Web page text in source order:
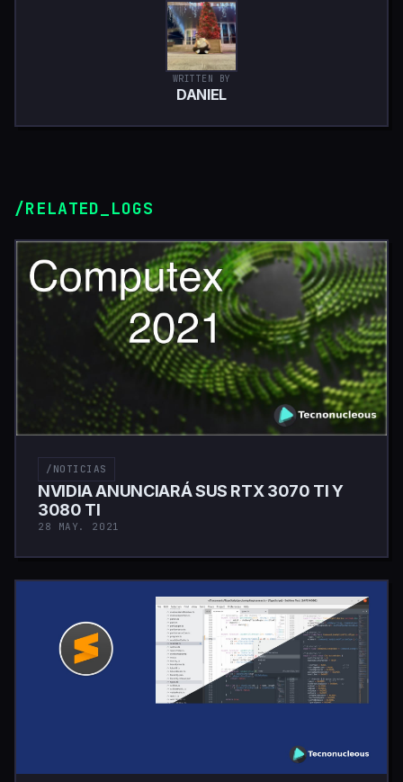
WRITTEN BY
DANIEL
/RELATED_LOGS
/NOTICIAS
NVIDIA ANUNCIARÁ SUS RTX 3070 TI Y
3080 TI
28 MAY. 2021